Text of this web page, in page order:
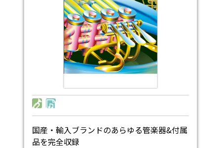
国産・輸入ブランドのあらゆる管楽器&付属
品を完全収録